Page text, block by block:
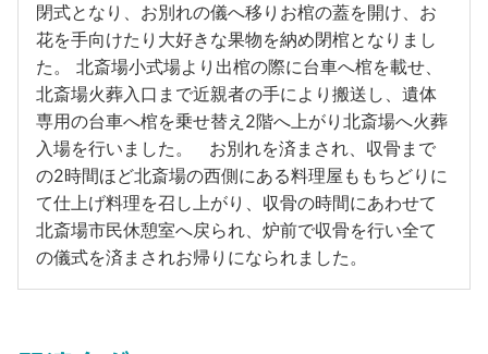
閉式となり、お別れの儀へ移りお棺の蓋を開け、お
花を手向けたり大好きな果物を納め閉棺となりまし
た。 北斎場小式場より出棺の際に台車へ棺を載せ、
北斎場火葬入口まで近親者の手により搬送し、遺体
専用の台車へ棺を乗せ替え2階へ上がり北斎場へ火葬
入場を行いました。 お別れを済まされ、収骨まで
の2時間ほど北斎場の西側にある料理屋ももちどりに
て仕上げ料理を召し上がり、収骨の時間にあわせて
北斎場市民休憩室へ戻られ、炉前で収骨を行い全て
の儀式を済まされお帰りになられました。